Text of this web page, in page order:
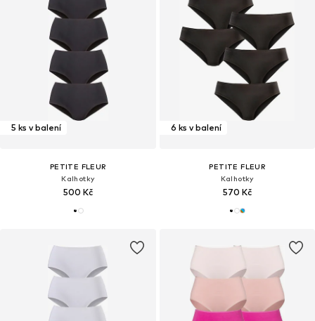
5 ks v balení
PETITE FLEUR
Kalhotky
500 Kč
6 ks v balení
PETITE FLEUR
Kalhotky
570 Kč